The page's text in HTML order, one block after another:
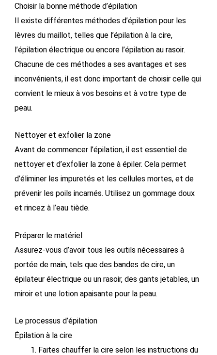
Choisir la bonne méthode d’épilation
Il existe différentes méthodes d’épilation pour les
lèvres du maillot, telles que l’épilation à la cire,
l’épilation électrique ou encore l’épilation au rasoir.
Chacune de ces méthodes a ses avantages et ses
inconvénients, il est donc important de choisir celle qui
convient le mieux à vos besoins et à votre type de
peau.
Nettoyer et exfolier la zone
Avant de commencer l’épilation, il est essentiel de
nettoyer et d’exfolier la zone à épiler. Cela permet
d’éliminer les impuretés et les cellules mortes, et de
prévenir les poils incarnés. Utilisez un gommage doux
et rincez à l’eau tiède.
Préparer le matériel
Assurez-vous d’avoir tous les outils nécessaires à
portée de main, tels que des bandes de cire, un
épilateur électrique ou un rasoir, des gants jetables, un
miroir et une lotion apaisante pour la peau.
Le processus d’épilation
Épilation à la cire
Faites chauffer la cire selon les instructions du